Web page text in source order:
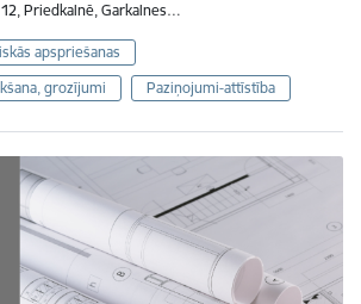
Priedkalnē, Garkalnes…
apspriešanas
grozījumi
Paziņojumi-attīstība